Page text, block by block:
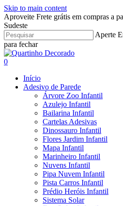
Skip to main content
Aproveite Frete grátis em compras a
Sudeste
Aperte
para fechar
Close
Search
search
account
0
Início
Adesivo de Parede
Árvore Zoo Infantil
Azulejo Infantil
Bailarina Infantil
Cartelas Adesivas
Dinossauro Infantil
Flores Jardim Infantil
Mapa Infantil
Marinheiro Infantil
Nuvens Infantil
Pipa Nuvem Infantil
Pista Carros Infantil
Prédio Heróis Infantil
Sistema Solar